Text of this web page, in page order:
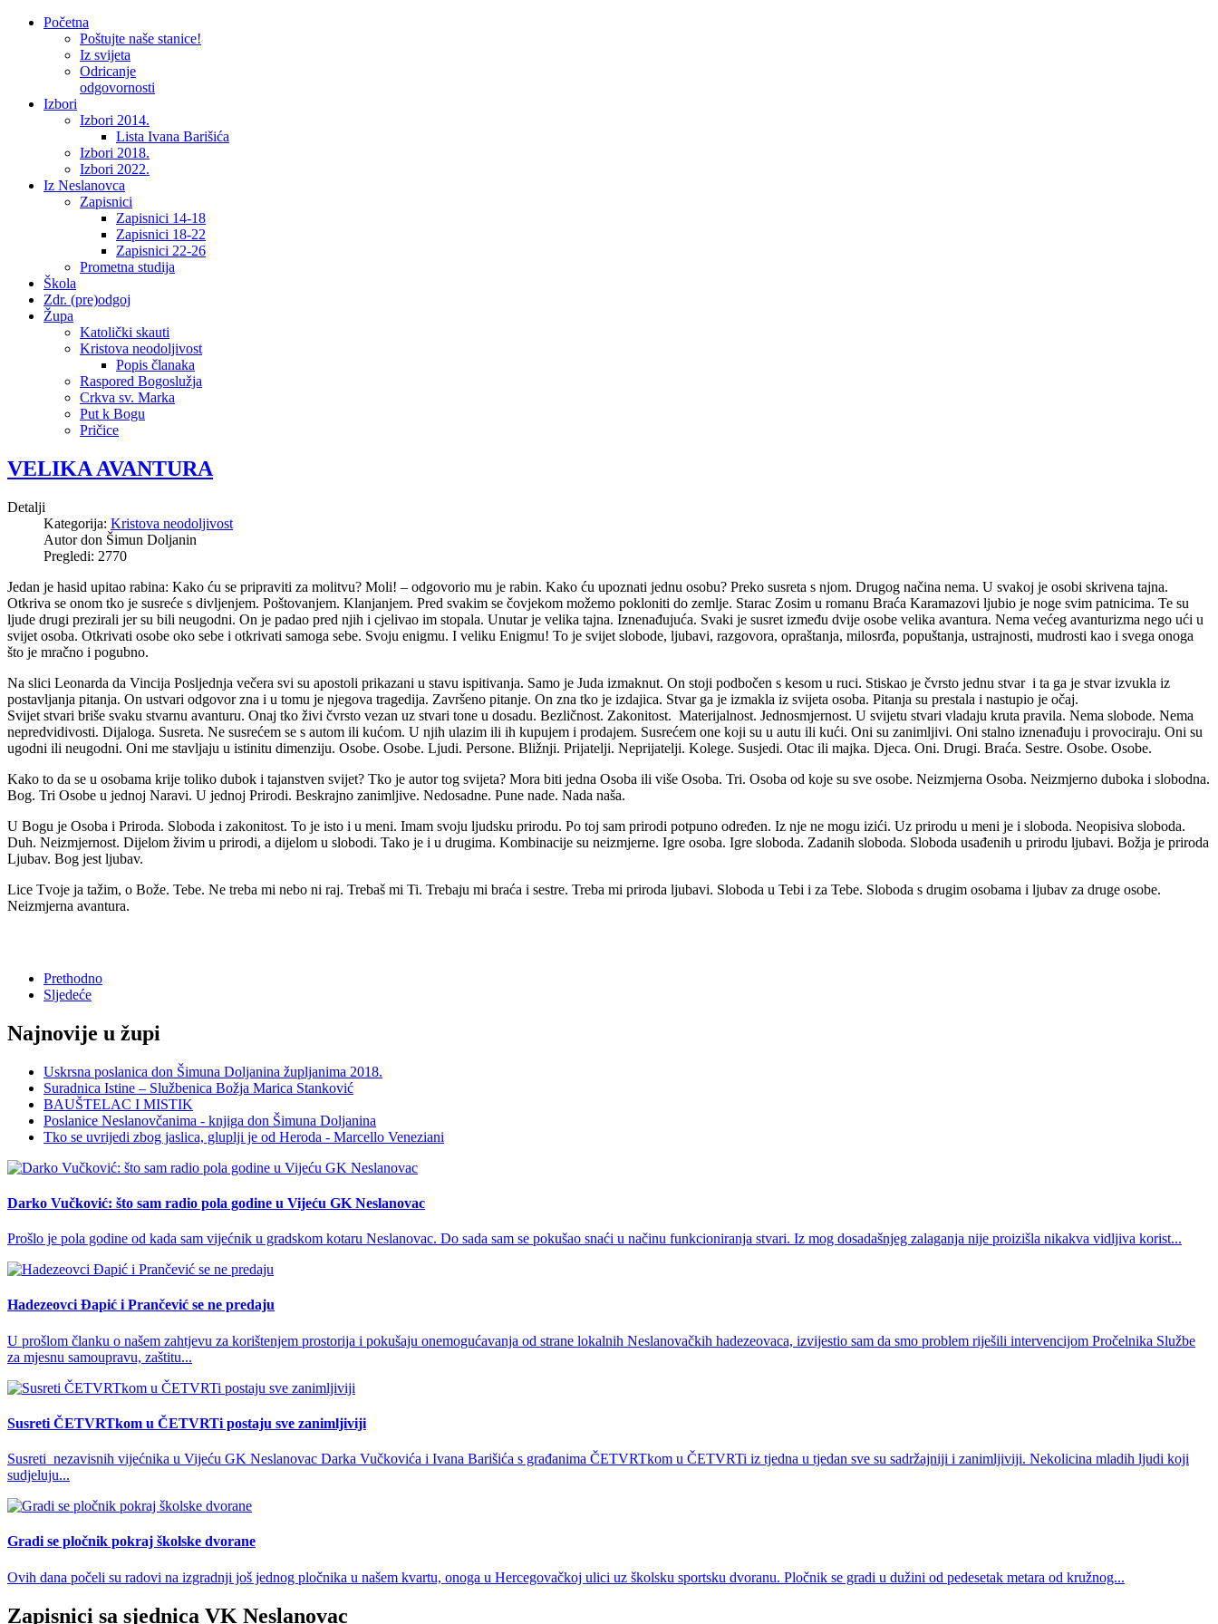
Početna
Poštujte naše stanice!
Iz svijeta
Odricanje
odgovornosti
Izbori
Izbori 2014.
Lista Ivana Barišića
Izbori 2018.
Izbori 2022.
Iz Neslanovca
Zapisnici
Zapisnici 14-18
Zapisnici 18-22
Zapisnici 22-26
Prometna studija
Škola
Zdr. (pre)odgoj
Župa
Katolički skauti
Kristova neodoljivost
Popis članaka
Raspored Bogoslužja
Crkva sv. Marka
Put k Bogu
Pričice
VELIKA AVANTURA
Detalji
Kategorija: Kristova neodoljivost
Autordon Šimun Doljanin
Pregledi: 2770
Jedan je hasid upitao rabina: Kako ću se pripraviti za molitvu? Moli! – odgovorio mu je rabin. Kako ću upoznati jednu osobu? Preko susreta s njom. Drugog načina nema. U svakoj je osobi skrivena tajna.
Otkriva se onom tko je susreće s divljenjem. Poštovanjem. Klanjanjem. Pred svakim se čovjekom možemo pokloniti do zemlje. Starac Zosim u romanu Braća Karamazovi ljubio je noge svim patnicima. Te su
ljude drugi prezirali jer su bili neugodni. On je padao pred njih i cjelivao im stopala. Unutar je velika tajna. Iznenađujuća. Svaki je susret između dvije osobe velika avantura. Nema većeg avanturizma nego ući u
svijet osoba. Otkrivati osobe oko sebe i otkrivati samoga sebe. Svoju enigmu. I veliku Enigmu! To je svijet slobode, ljubavi, razgovora, opraštanja, milosrđa, popuštanja, ustrajnosti, mudrosti kao i svega onoga
što je mračno i pogubno.
Na slici Leonarda da Vincija Posljednja večera svi su apostoli prikazani u stavu ispitivanja. Samo je Juda izmaknut. On stoji podbočen s kesom u ruci. Stiskao je čvrsto jednu stvar i ta ga je stvar izvukla iz
postavljanja pitanja. On ustvari odgovor zna i u tomu je njegova tragedija. Završeno pitanje. On zna tko je izdajica. Stvar ga je izmakla iz svijeta osoba. Pitanja su prestala i nastupio je očaj.
Svijet stvari briše svaku stvarnu avanturu. Onaj tko živi čvrsto vezan uz stvari tone u dosadu. Bezličnost. Zakonitost. Materijalnost. Jednosmjernost. U svijetu stvari vladaju kruta pravila. Nema slobode. Nema
nepredvidivosti. Dijaloga. Susreta. Ne susrećem se s autom ili kućom. U njih ulazim ili ih kupujem i prodajem. Susrećem one koji su u autu ili kući. Oni su zanimljivi. Oni stalno iznenađuju i provociraju. Oni su
ugodni ili neugodni. Oni me stavljaju u istinitu dimenziju. Osobe. Osobe. Ljudi. Persone. Bližnji. Prijatelji. Neprijatelji. Kolege. Susjedi. Otac ili majka. Djeca. Oni. Drugi. Braća. Sestre. Osobe. Osobe.
Kako to da se u osobama krije toliko dubok i tajanstven svijet? Tko je autor tog svijeta? Mora biti jedna Osoba ili više Osoba. Tri. Osoba od koje su sve osobe. Neizmjerna Osoba. Neizmjerno duboka i slobodna.
Bog. Tri Osobe u jednoj Naravi. U jednoj Prirodi. Beskrajno zanimljive. Nedosadne. Pune nade. Nada naša.
U Bogu je Osoba i Priroda. Sloboda i zakonitost. To je isto i u meni. Imam svoju ljudsku prirodu. Po toj sam prirodi potpuno određen. Iz nje ne mogu izići. Uz prirodu u meni je i sloboda. Neopisiva sloboda.
Duh. Neizmjernost. Dijelom živim u prirodi, a dijelom u slobodi. Tako je i u drugima. Kombinacije su neizmjerne. Igre osoba. Igre sloboda. Zadanih sloboda. Sloboda usađenih u prirodu ljubavi. Božja je priroda
Ljubav. Bog jest ljubav.
Lice Tvoje ja tažim, o Bože. Tebe. Ne treba mi nebo ni raj. Trebaš mi Ti. Trebaju mi braća i sestre. Treba mi priroda ljubavi. Sloboda u Tebi i za Tebe. Sloboda s drugim osobama i ljubav za druge osobe.
Neizmjerna avantura.
Prethodno
Sljedeće
Najnovije u župi
Uskrsna poslanica don Šimuna Doljanina župljanima 2018.
Suradnica Istine – Službenica Božja Marica Stanković
BAUŠTELAC I MISTIK
Poslanice Neslanovčanima - knjiga don Šimuna Doljanina
Tko se uvrijedi zbog jaslica, gluplji je od Heroda - Marcello Veneziani
Darko Vučković: što sam radio pola godine u Vijeću GK Neslanovac
Prošlo je pola godine od kada sam vijećnik u gradskom kotaru Neslanovac. Do sada sam se pokušao snaći u načinu funkcioniranja stvari. Iz mog dosadašnjeg zalaganja nije proizišla nikakva vidljiva korist...
Hadezeovci Đapić i Prančević se ne predaju
U prošlom članku o našem zahtjevu za korištenjem prostorija i pokušaju onemogućavanja od strane lokalnih Neslanovačkih hadezeovaca, izvijestio sam da smo problem riješili intervencijom Pročelnika Službe
za mjesnu samoupravu, zaštitu...
Susreti ČETVRTkom u ČETVRTi postaju sve zanimljiviji
Susreti nezavisnih vijećnika u Vijeću GK Neslanovac Darka Vučkovića i Ivana Barišića s građanima ČETVRTkom u ČETVRTi iz tjedna u tjedan sve su sadržajniji i zanimljiviji. Nekolicina mladih ljudi koji
sudjeluju...
Gradi se pločnik pokraj školske dvorane
Ovih dana počeli su radovi na izgradnji još jednog pločnika u našem kvartu, onoga u Hercegovačkoj ulici uz školsku sportsku dvoranu. Pločnik se gradi u dužini od pedesetak metara od kružnog...
Zapisnici sa sjednica VK Neslanovac